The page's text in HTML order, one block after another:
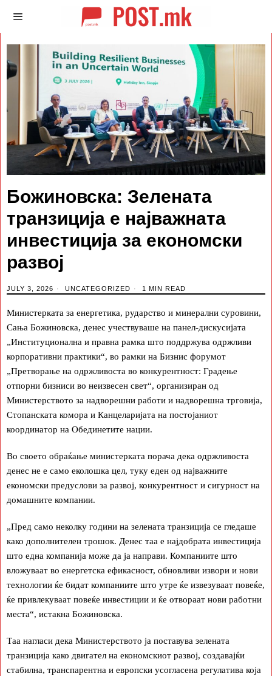
Божиновска: Зелената
транзиција е најважната
инвестиција за економски
развој
JULY 3, 2026 UNCATEGORIZED 1 MIN READ
Министерката за енергетика, рударство и минерални суровини,
Сања Божиновска, денес учествуваше на панел-дискусијата
„Институционална и правна рамка што поддржува одржливи
корпоративни практики“, во рамки на Бизнис форумот
„Претворање на одржливоста во конкурентност: Градење
отпорни бизниси во неизвесен свет“, организиран од
Министерството за надворешни работи и надворешна трговија,
Стопанската комора и Канцеларијата на постојаниот
координатор на Обединетите нации.
Во своето обраќање министерката порача дека одржливоста
денес не е само еколошка цел, туку еден од најважните
економски предуслови за развој, конкурентност и сигурност на
домашните компании.
„Пред само неколку години на зелената транзиција се гледаше
како дополнителен трошок. Денес таа е најдобрата инвестиција
што една компанија може да ја направи. Компаниите што
вложуваат во енергетска ефикасност, обновливи извори и нови
технологии ќе бидат компаниите што утре ќе извезуваат повеќе,
ќе привлекуваат повеќе инвестиции и ќе отвораат нови работни
места“, истакна Божиновска.
Таа нагласи дека Министерството ја поставува зелената
транзиција како двигател на економскиот развој, создавајќи
стабилна, транспарентна и европски усогласена регулатива која